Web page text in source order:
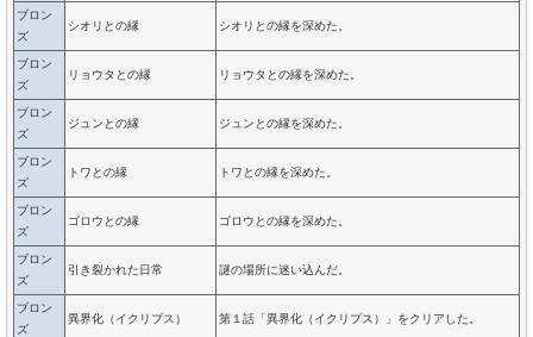
ブロン
ズ
シオリとの縁 シオリとの縁を深めた。
ブロン
ズ
リョウタとの縁 リョウタとの縁を深めた。
ブロン
ズ
ジュンとの縁 ジュンとの縁を深めた。
ブロン
ズ
トワとの縁 トワとの縁を深めた。
ブロン
ズ
ゴロウとの縁 ゴロウとの縁を深めた。
ブロン
ズ
引き裂かれた日常 謎の場所に迷い込んだ。
ブロン
ズ
異界化（イクリプス） 第１話「異界化（イクリプス）」をクリアした。